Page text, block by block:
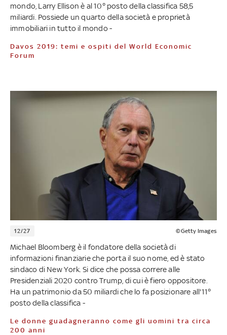
mondo, Larry Ellison è al 10° posto della classifica 58,5
miliardi. Possiede un quarto della società e proprietà
immobiliari in tutto il mondo -
Davos 2019: temi e ospiti del World Economic
Forum
12/27 ©Getty Images
Michael Bloomberg è il fondatore della società di
informazioni finanziarie che porta il suo nome, ed è stato
sindaco di New York. Si dice che possa correre alle
Presidenziali 2020 contro Trump, di cui è fiero oppositore.
Ha un patrimonio da 50 miliardi che lo fa posizionare all'11°
posto della classifica -
Le donne guadagneranno come gli uomini tra circa
200 anni